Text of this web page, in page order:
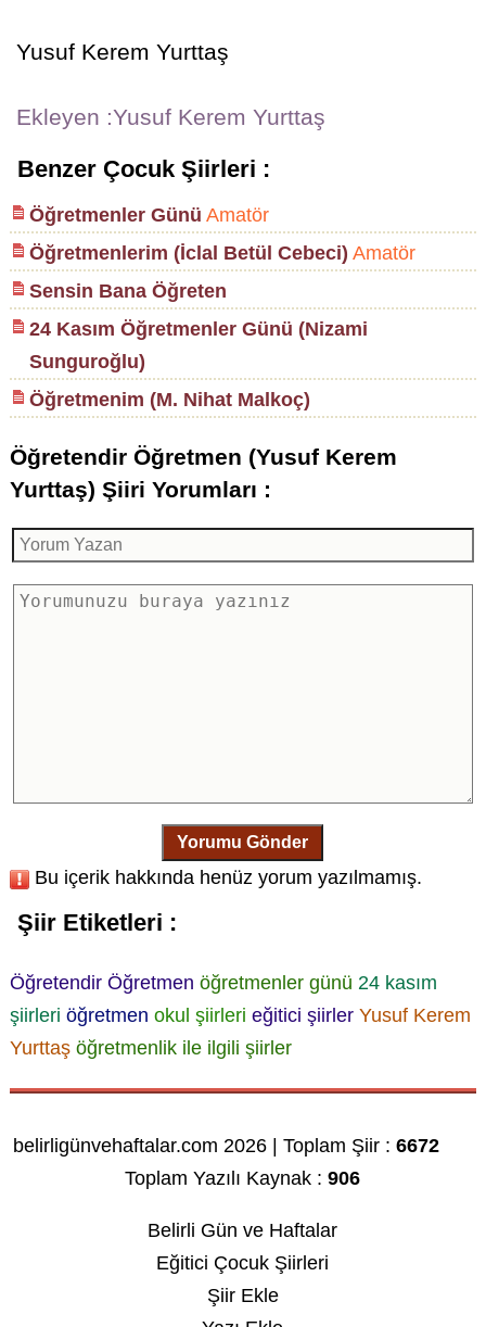
Yusuf Kerem Yurttaş
Ekleyen :Yusuf Kerem Yurttaş
Benzer Çocuk Şiirleri :
Öğretmenler Günü Amatör
Öğretmenlerim (İclal Betül Cebeci) Amatör
Sensin Bana Öğreten
24 Kasım Öğretmenler Günü (Nizami
Sunguroğlu)
Öğretmenim (M. Nihat Malkoç)
Öğretendir Öğretmen (Yusuf Kerem
Yurttaş) Şiiri Yorumları :
Yorumu Gönder
Bu içerik hakkında henüz yorum yazılmamış.
Şiir Etiketleri :
Öğretendir Öğretmen öğretmenler günü 24 kasım
şiirleri öğretmen okul şiirleri eğitici şiirler Yusuf Kerem
Yurttaş öğretmenlik ile ilgili şiirler
belirligünvehaftalar.com 2026 | Toplam Şiir :6672
Toplam Yazılı Kaynak :906
Belirli Gün ve Haftalar
Eğitici Çocuk Şiirleri
Şiir Ekle